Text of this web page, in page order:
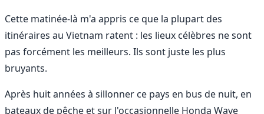
Cette matinée-là m'a appris ce que la plupart des
itinéraires au Vietnam ratent : les lieux célèbres ne sont
pas forcément les meilleurs. Ils sont juste les plus
bruyants.
Après huit années à sillonner ce pays en bus de nuit, en
bateaux de pêche et sur l'occasionnelle Honda Wave